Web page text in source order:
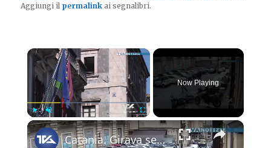
Aggiungi il permalink ai segnalibri.
×
Play Unmute Fullscreen
Now Playing
×
Catania. Girava senza casco tra le vie del centro cittadino, ma, fermato dalla Polizia di Stato, ha